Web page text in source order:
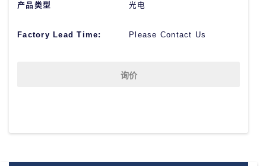
产品类型 光电
Factory Lead Time: Please Contact Us
询价